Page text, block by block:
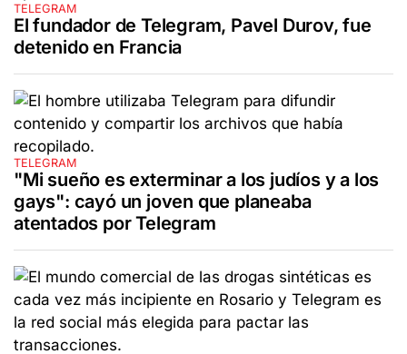
TELEGRAM
El fundador de Telegram, Pavel Durov, fue
detenido en Francia
TELEGRAM
"Mi sueño es exterminar a los judíos y a los
gays": cayó un joven que planeaba
atentados por Telegram